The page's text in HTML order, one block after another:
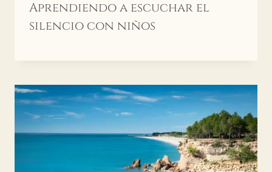
Aprendiendo a escuchar el
silencio con niños